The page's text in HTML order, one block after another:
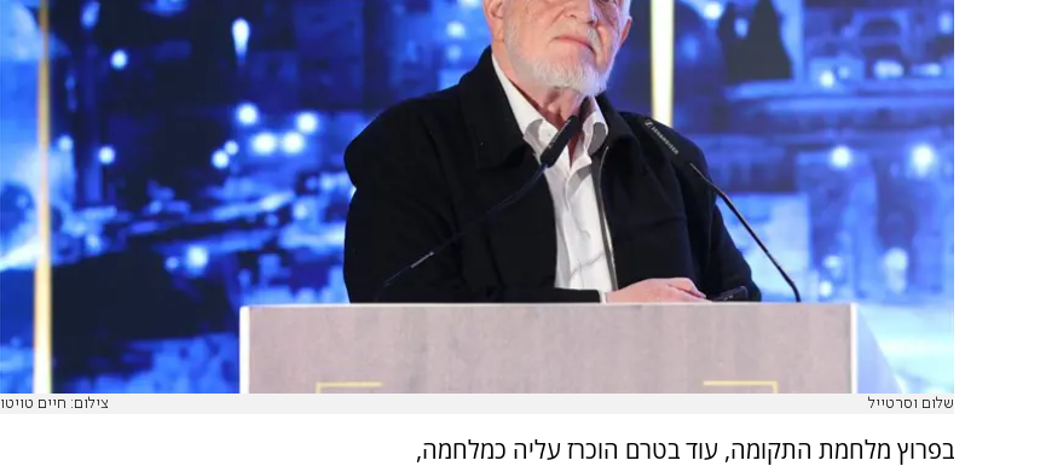
שלום וסרטייל צילום: חיים טויטו
בפרוץ מלחמת התקומה, עוד בטרם הוכרז עליה כמלחמה,